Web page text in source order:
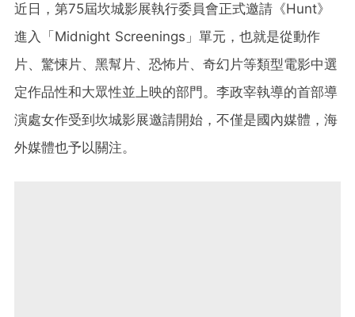
近日，第75屆坎城影展執行委員會正式邀請《Hunt》
進入「Midnight Screenings」單元，也就是從動作
片、驚悚片、黑幫片、恐怖片、奇幻片等類型電影中選
定作品性和大眾性並上映的部門。李政宰執導的首部導
演處女作受到坎城影展邀請開始，不僅是國內媒體，海
外媒體也予以關注。